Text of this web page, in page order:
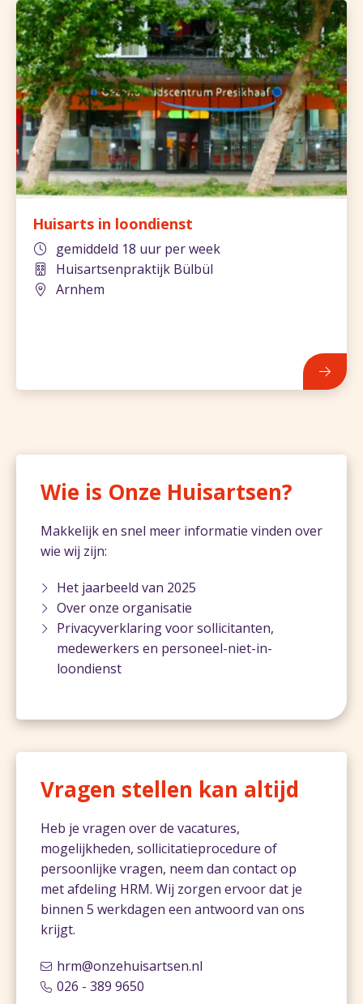
Huisarts in loondienst
gemiddeld 18 uur per week
Huisartsenpraktijk Bülbül
Arnhem
Wie is Onze Huisartsen?
Makkelijk en snel meer informatie vinden over
wie wij zijn:
Het jaarbeeld van 2025
Over onze organisatie
Privacyverklaring voor sollicitanten,
medewerkers en personeel-niet-in-
loondienst
Vragen stellen kan altijd
Heb je vragen over de vacatures,
mogelijkheden, sollicitatieprocedure of
persoonlijke vragen, neem dan contact op
met afdeling HRM. Wij zorgen ervoor dat je
binnen 5 werkdagen een antwoord van ons
krijgt.
hrm@onzehuisartsen.nl
026 - 389 9650